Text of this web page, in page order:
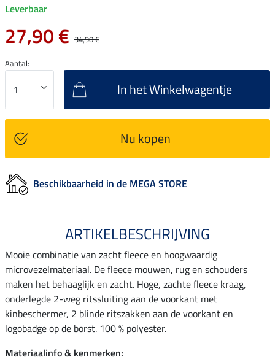
Leverbaar
27,90 € 34,90 €
Aantal:
In het Winkelwagentje
Nu kopen
Beschikbaarheid in de MEGA STORE
ARTIKELBESCHRIJVING
Mooie combinatie van zacht fleece en hoogwaardig
microvezelmateriaal. De fleece mouwen, rug en schouders
maken het behaaglijk en zacht. Hoge, zachte fleece kraag,
onderlegde 2-weg ritssluiting aan de voorkant met
kinbeschermer, 2 blinde ritszakken aan de voorkant en
logobadge op de borst. 100 % polyester.
Materiaalinfo & kenmerken: